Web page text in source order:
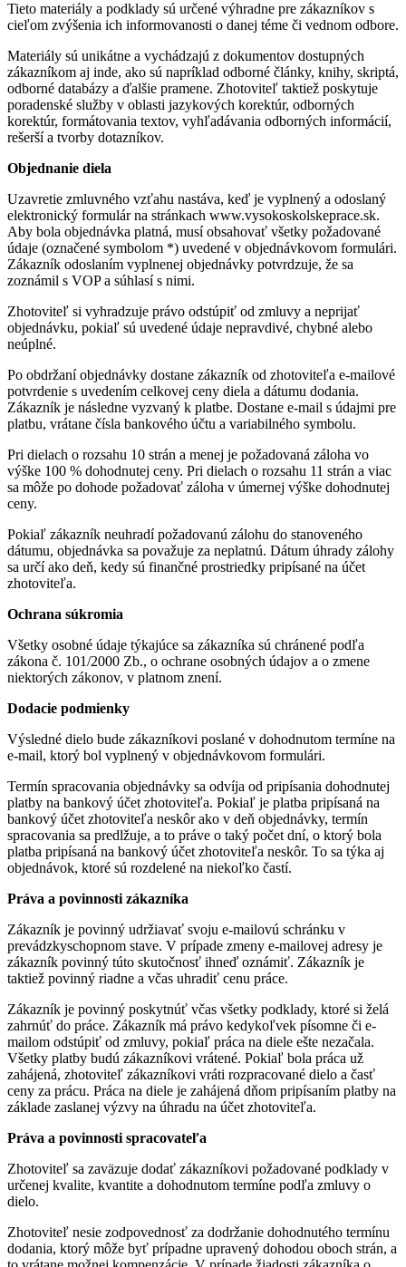
Tieto materiály a podklady sú určené výhradne pre zákazníkov s
cieľom zvýšenia ich informovanosti o danej téme či vednom odbore.
Materiály sú unikátne a vychádzajú z dokumentov dostupných
zákazníkom aj inde, ako sú napríklad odborné články, knihy, skriptá,
odborné databázy a ďalšie pramene. Zhotoviteľ taktiež poskytuje
poradenské služby v oblasti jazykových korektúr, odborných
korektúr, formátovania textov, vyhľadávania odborných informácií,
rešerší a tvorby dotazníkov.
Objednanie diela
Uzavretie zmluvného vzťahu nastáva, keď je vyplnený a odoslaný
elektronický formulár na stránkach www.vysokoskolskeprace.sk.
Aby bola objednávka platná, musí obsahovať všetky požadované
údaje (označené symbolom *) uvedené v objednávkovom formulári.
Zákazník odoslaním vyplnenej objednávky potvrdzuje, že sa
zoznámil s VOP a súhlasí s nimi.
Zhotoviteľ si vyhradzuje právo odstúpiť od zmluvy a neprijať
objednávku, pokiaľ sú uvedené údaje nepravdivé, chybné alebo
neúplné.
Po obdržaní objednávky dostane zákazník od zhotoviteľa e-mailové
potvrdenie s uvedením celkovej ceny diela a dátumu dodania.
Zákazník je následne vyzvaný k platbe. Dostane e-mail s údajmi pre
platbu, vrátane čísla bankového účtu a variabilného symbolu.
Pri dielach o rozsahu 10 strán a menej je požadovaná záloha vo
výške 100 % dohodnutej ceny. Pri dielach o rozsahu 11 strán a viac
sa môže po dohode požadovať záloha v úmernej výške dohodnutej
ceny.
Pokiaľ zákazník neuhradí požadovanú zálohu do stanoveného
dátumu, objednávka sa považuje za neplatnú. Dátum úhrady zálohy
sa určí ako deň, kedy sú finančné prostriedky pripísané na účet
zhotoviteľa.
Ochrana súkromia
Všetky osobné údaje týkajúce sa zákazníka sú chránené podľa
zákona č. 101/2000 Zb., o ochrane osobných údajov a o zmene
niektorých zákonov, v platnom znení.
Dodacie podmienky
Výsledné dielo bude zákazníkovi poslané v dohodnutom termíne na
e-mail, ktorý bol vyplnený v objednávkovom formulári.
Termín spracovania objednávky sa odvíja od pripísania dohodnutej
platby na bankový účet zhotoviteľa. Pokiaľ je platba pripísaná na
bankový účet zhotoviteľa neskôr ako v deň objednávky, termín
spracovania sa predlžuje, a to práve o taký počet dní, o ktorý bola
platba pripísaná na bankový účet zhotoviteľa neskôr. To sa týka aj
objednávok, ktoré sú rozdelené na niekoľko častí.
Práva a povinnosti zákazníka
Zákazník je povinný udržiavať svoju e-mailovú schránku v
prevádzkyschopnom stave. V prípade zmeny e-mailovej adresy je
zákazník povinný túto skutočnosť ihneď oznámiť. Zákazník je
taktiež povinný riadne a včas uhradiť cenu práce.
Zákazník je povinný poskytnúť včas všetky podklady, ktoré si želá
zahrnúť do práce. Zákazník má právo kedykoľvek písomne ​​či e-
mailom odstúpiť od zmluvy, pokiaľ práca na diele ešte nezačala.
Všetky platby budú zákazníkovi vrátené. Pokiaľ bola práca už
zahájená, zhotoviteľ zákazníkovi vráti rozpracované dielo a časť
ceny za prácu. Práca na diele je zahájená dňom pripísaním platby na
základe zaslanej výzvy na úhradu na účet zhotoviteľa.
Práva a povinnosti spracovateľa
Zhotoviteľ sa zaväzuje dodať zákazníkovi požadované podklady v
určenej kvalite, kvantite a dohodnutom termíne podľa zmluvy o
dielo.
Zhotoviteľ nesie zodpovednosť za dodržanie dohodnutého termínu
dodania, ktorý môže byť prípadne upravený dohodou oboch strán, a